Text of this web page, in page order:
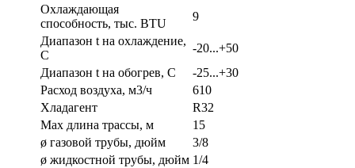
Охлаждающая
способность, тыс. BTU
9
Диапазон t на охлаждение,
С
-20...+50
Диапазон t на обогрев, С
-25...+30
Расход воздуха, м3/ч
610
Хладагент
R32
Max длина трассы, м
15
ø газовой трубы, дюйм
3/8
ø жидкостной трубы, дюйм 1/4